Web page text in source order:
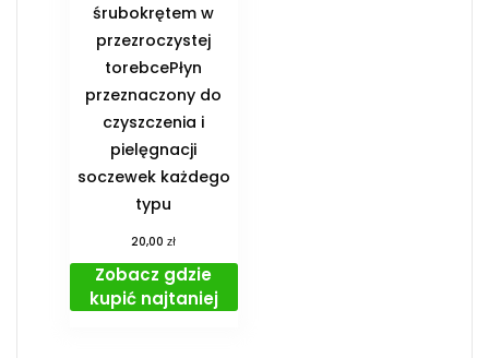
śrubokrętem w
przezroczystej
torebcePłyn
przeznaczony do
czyszczenia i
pielęgnacji
soczewek każdego
typu
20,00zł
Zobacz gdzie
kupić najtaniej